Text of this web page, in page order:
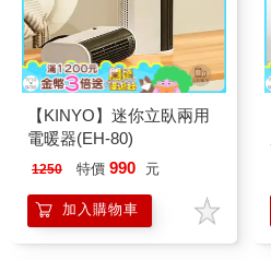
【KINYO】迷你立臥兩用
電暖器(EH-80)
1250 特價 990 元
加入購物車